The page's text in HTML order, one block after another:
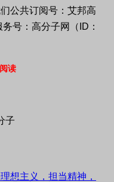
公共订阅号：艾邦高
务号：高分子网（ ID ：
读
子
想主义，担当精神，